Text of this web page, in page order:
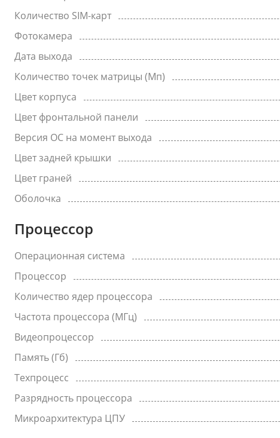
Количество SIM-карт
Фотокамера
Дата выхода
Количество точек матрицы (Мп)
Цвет корпуса
Цвет фронтальной панели
Версия ОС на момент выхода
Цвет задней крышки
Цвет граней
Оболочка
Процессор
Операционная система
Процессор
Количество ядер процессора
Частота процессора (МГц)
Видеопроцессор
Память (Гб)
Техпроцесс
Разрядность процессора
Микроархитектура ЦПУ